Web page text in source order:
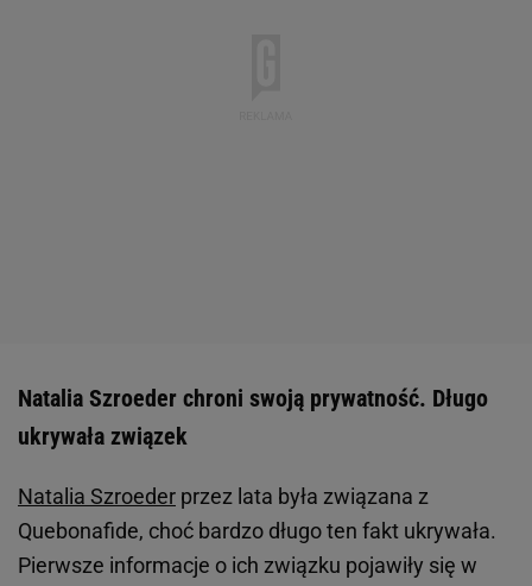
Natalia Szroeder chroni swoją prywatność. Długo
ukrywała związek
Natalia Szroeder przez lata była związana z
Quebonafide, choć bardzo długo ten fakt ukrywała.
Pierwsze informacje o ich związku pojawiły się w